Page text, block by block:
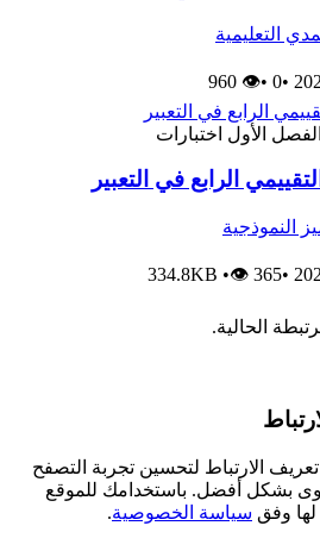
التعليمية
•
0
•
👁 960
الفصل الأول اختبارات
الرابع في التعبير
النموذجية
•
334.8KB •👁 365
الحالية.
الارتباط لتحسين تجربة التصفح
بشكل أفضل. باستخدامك للموقع
وفق سياسة الخصوصية.